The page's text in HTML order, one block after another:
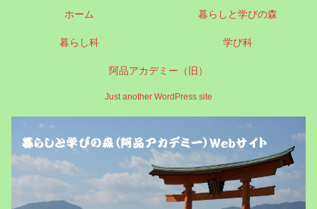
Just another WordPress site
ホーム 暮らしと学びの森
暮らし科 学び科
阿品アカデミー（旧）